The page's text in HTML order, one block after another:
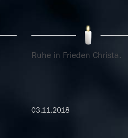
Ruhe in Frieden Christa.
03.11.2018